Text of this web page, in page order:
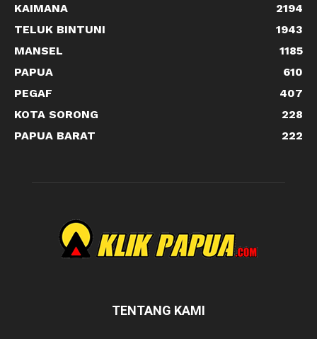
KAIMANA
2194
TELUK BINTUNI
1943
MANSEL
1185
PAPUA
610
PEGAF
407
KOTA SORONG
228
PAPUA BARAT
222
TENTANG KAMI